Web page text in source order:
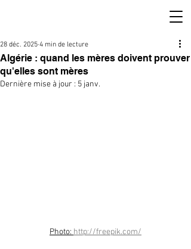
Algérie : quand les mères doivent prouver
qu'elles sont mères
28 déc. 2025 4 min de lecture
Dernière mise à jour : 5 janv.
Photo: http://freepik.com/